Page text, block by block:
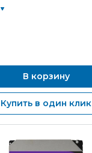
В корзину
Купить в один клик